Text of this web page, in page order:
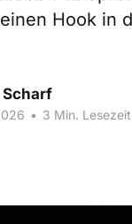
Hook in
• 3 Min. Lesezeit